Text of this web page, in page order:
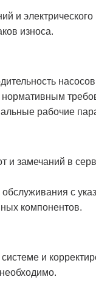
и
износа.
нормативным
рабочие
и замечаний в
с
компонентов.
и